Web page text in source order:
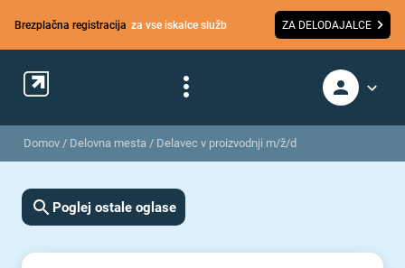
Brezplačna registracija za vse iskalce služb ZA DELODAJALCE
Domov / Delovna mesta / Delavec v proizvodnji m/ž/d
Poglej ostale oglase